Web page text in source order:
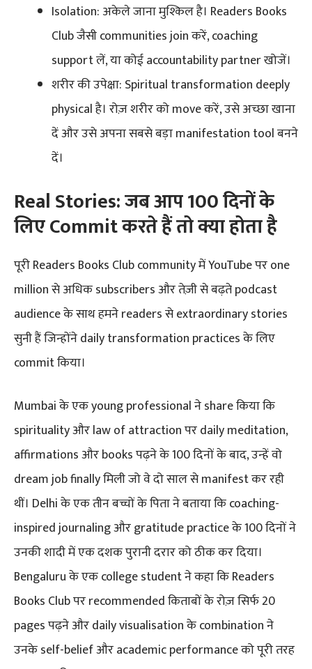
Isolation: अकेले जाना मुश्किल है। Readers Books
Club जैसी communities join करें, coaching
support लें, या कोई accountability partner खोजें।
शरीर की उपेक्षा: Spiritual transformation deeply
physical है। रोज़ शरीर को move करें, उसे अच्छा खाना
दें और उसे अपना सबसे बड़ा manifestation tool बनने
दें।
Real Stories: जब आप 100 दिनों के
लिए Commit करते हैं तो क्या होता है
पूरी Readers Books Club community में YouTube पर one
million से अधिक subscribers और तेज़ी से बढ़ते podcast
audience के साथ हमने readers से extraordinary stories
सुनी हैं जिन्होंने daily transformation practices के लिए
commit किया।
Mumbai के एक young professional ने share किया कि
spirituality और law of attraction पर daily meditation,
affirmations और books पढ़ने के 100 दिनों के बाद, उन्हें वो
dream job finally मिली जो वे दो साल से manifest कर रही
थीं। Delhi के एक तीन बच्चों के पिता ने बताया कि coaching-
inspired journaling और gratitude practice के 100 दिनों ने
उनकी शादी में एक दशक पुरानी दरार को ठीक कर दिया।
Bengaluru के एक college student ने कहा कि Readers
Books Club पर recommended किताबों के रोज़ सिर्फ 20
pages पढ़ने और daily visualisation के combination ने
उनके self-belief और academic performance को पूरी तरह